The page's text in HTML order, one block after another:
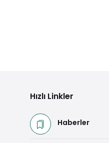
Hızlı Linkler
Haberler